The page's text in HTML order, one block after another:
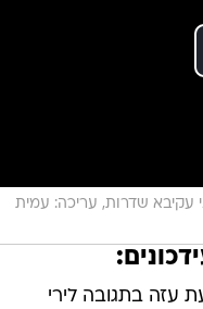
עקיבא שדרות, עריכה: עמית
עזה בתגובה לירי